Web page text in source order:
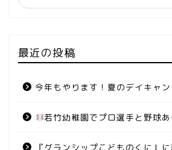
最近の投稿
今年もやります！夏のデイキャ
若竹幼稚園でプロ選手と野球あ
『グランシップこどものくに』